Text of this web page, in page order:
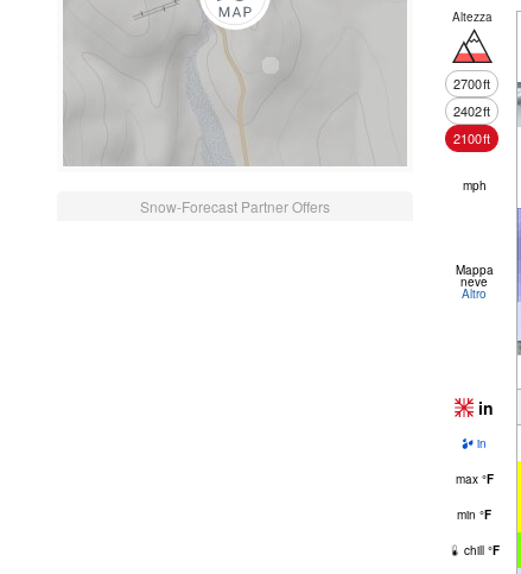
Snow-Forecast Partner Offers
Altezza
2700ft
2402ft
2100ft
mph
Mappa
neve
Altro
in
in
max °F
min °F
chill °F